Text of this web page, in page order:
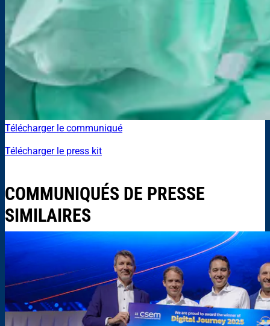
Télécharger le communiqué
Télécharger le press kit
COMMUNIQUÉS DE PRESSE
SIMILAIRES